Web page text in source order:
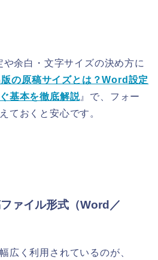
余白・文字サイズの決め方に
の原稿サイズとは？Word設定
基本を徹底解説』で、フォー
ておくと安心です。
ァイル形式（Word／
広く利用されているのが、